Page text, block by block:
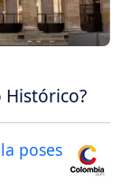
Histórico?